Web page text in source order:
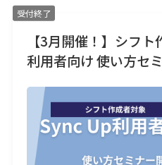
受付終了
【3月開催！】シフ
利用者向け 使い方セ